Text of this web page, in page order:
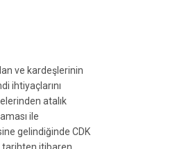
ve kardeşlerinin
ihtiyaçlarını
atalık
ile
gelindiğinde CDK